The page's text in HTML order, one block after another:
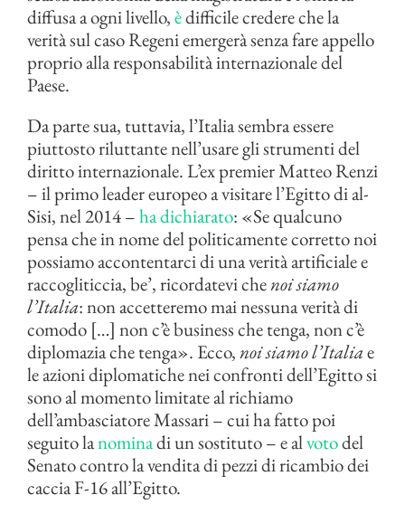
diffusa a ogni livello,èdifficile credere che la
verità sul caso Regeni emergerà senza fare appello
proprio alla responsabilità internazionale del
Paese.
Da parte sua, tuttavia, l’Italia sembra essere
piuttosto riluttante nell’usare gli strumenti del
diritto internazionale. L’ex premier Matteo Renzi
– il primo leader europeo a visitare l’Egitto di al-
Sisi, nel 2014 –ha dichiarato: «Se qualcuno
pensa che in nome del politicamente corretto noi
possiamo accontentarci di una verità artificiale e
raccogliticcia, be’, ricordatevi chenoi siamo
l’Italia: non accetteremo mai nessuna verità di
comodo […] non c’è business che tenga, non c’è
diplomazia che tenga». Ecco,noi siamo l’Italiae
le azioni diplomatiche nei confronti dell’Egitto si
sono al momento limitate al richiamo
dell’ambasciatore Massari – cui ha fatto poi
seguito lanominadi un sostituto – e alvotodel
Senato contro la vendita di pezzi di ricambio dei
caccia F-16 all’Egitto.